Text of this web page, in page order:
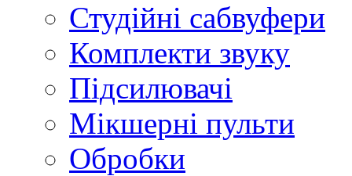
Студійні сабвуфери
Комплекти звуку
Підсилювачі
Мікшерні пульти
Обробки